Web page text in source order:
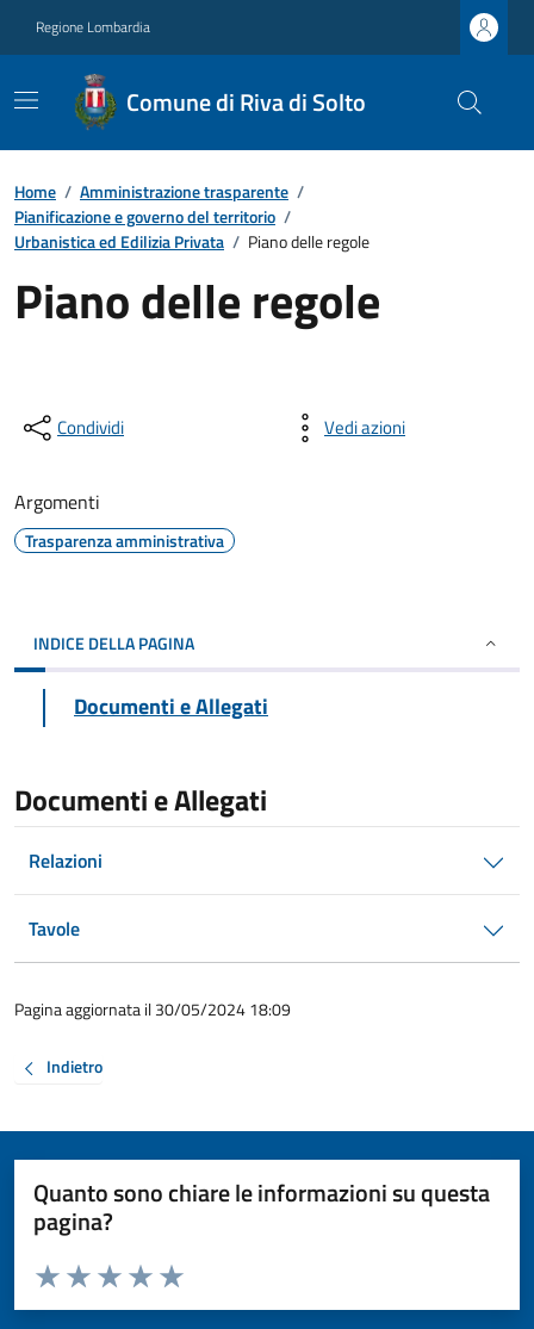
Regione Lombardia
Comune di Riva di Solto
Home / Amministrazione trasparente /
Pianificazione e governo del territorio /
Urbanistica ed Edilizia Privata / Piano delle regole
Piano delle regole
Condividi Vedi azioni
Argomenti
Trasparenza amministrativa
INDICE DELLA PAGINA
Documenti e Allegati
Documenti e Allegati
Relazioni
Tavole
Pagina aggiornata il 30/05/2024 18:09
Indietro
Quanto sono chiare le informazioni su questa
pagina?
Valuta da 1 a 5 stelle la pagina
Valuta 5 stelle su 5
Valuta 4 stelle su 5
Valuta 3 stelle su 5
Valuta 2 stelle su 5
Valuta 1 stelle su 5